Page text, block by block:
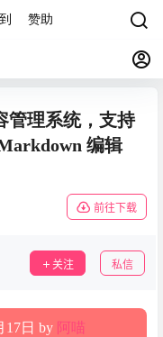
赞助
管理系统，支持
编辑
前往下载
关注 私信
17日 by 阿喵